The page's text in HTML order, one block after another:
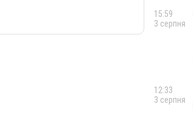
15:59
3 серпня
12:33
3 серпня